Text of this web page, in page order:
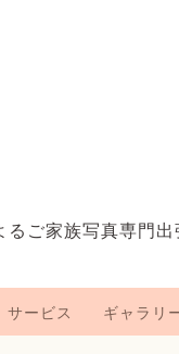
ご家族写真専門出
サービス ギャラリ